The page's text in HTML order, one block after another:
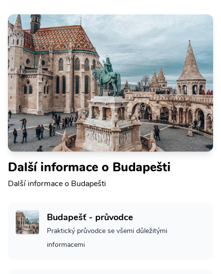
Další informace o Budapešti
Další informace o Budapešti
Budapešť - průvodce
Praktický průvodce se všemi důležitými
informacemi